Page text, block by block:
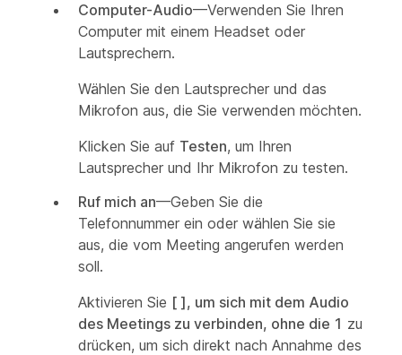
Computer-Audio—Verwenden Sie Ihren
Computer mit einem Headset oder
Lautsprechern.
Wählen Sie den Lautsprecher und das
Mikrofon aus, die Sie verwenden möchten.
Klicken Sie auf Testen, um Ihren
Lautsprecher und Ihr Mikrofon zu testen.
Ruf mich an—Geben Sie die
Telefonnummer ein oder wählen Sie sie
aus, die vom Meeting angerufen werden
soll.
Aktivieren Sie [ ], um sich mit dem Audio
des Meetings zu verbinden, ohne die 1 zu
drücken, um sich direkt nach Annahme des